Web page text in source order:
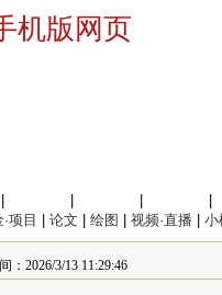
机版网页
项目 论文 绘图 视频·直播 小
：2026/3/13 11:29:46